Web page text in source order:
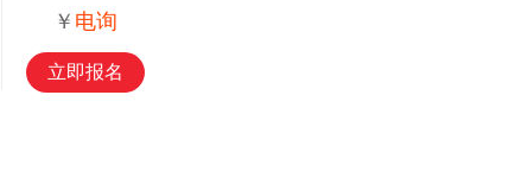
￥ 电询
立即报名